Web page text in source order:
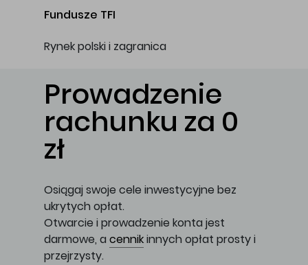
Fundusze TFI
Rynek polski i zagranica
Prowadzenie
rachunku za 0
zł
Osiągaj swoje cele inwestycyjne bez
ukrytych opłat.
Otwarcie i prowadzenie konta jest
darmowe, a cennikinnych opłat prosty i
przejrzysty.